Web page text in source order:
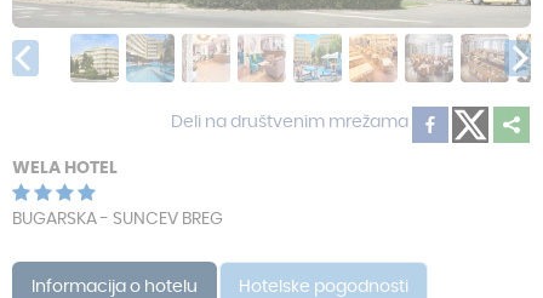
Deli na društvenim mrežama
WELA HOTEL
BUGARSKA - SUNCEV BREG
Informacija o hotelu Hotelske pogodnosti